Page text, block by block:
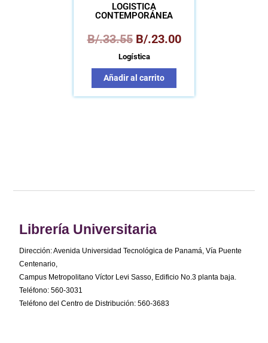
LOGÍSTICA
CONTEMPORÁNEA
B/.33.55 B/.23.00
Logística
Añadir al carrito
Librería Universitaria
Dirección: Avenida Universidad Tecnológica de Panamá, Vía Puente
Centenario,
Campus Metropolitano Víctor Levi Sasso, Edificio No.3 planta baja.
Teléfono: 560-3031
Teléfono del Centro de Distribución: 560-3683